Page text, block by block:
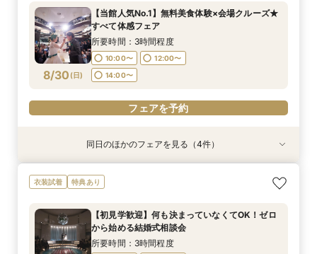
8/29(土)
10:00〜
13:00〜
16:00〜
フェアを予約
8/29(土)
11:00〜
14:00〜
18:00〜
フェアを予約
8/29(土)
10:00〜
13:00〜
16:00〜
フェアを予約
8/29(土)
10:00〜
13:00〜
16:00〜
フェアを予約
8/30 (日)
【当館人気No.1】無料美食体験×会場クルーズ★
すべて体感フェア
所要時間：3時間程度
10:00〜
12:00〜
14:00〜
フェアを予約
8/30(日)
【30名様以下のシンプルW】和洋3挙式場×少人
数専用ホール見学
10:00〜
13:00〜
16:00〜
8/30(日)
【自宅＆スマホでＯＫ】オンライン相談会★まず
は気軽に♪
11:00〜
14:00〜
18:00〜
8/30(日)
結婚式をもっと気軽＆自由に☆会費制パーティー
相談会☆
10:00〜
13:00〜
16:00〜
特典あり
8/30(日)
【初見学歓迎】何も決まっていなくてOK！ゼロ
から始める結婚式相談会
10:00〜
13:00〜
16:00〜
同日のほかのフェアを見る（4件）
衣装試着 特典あり
【初見学歓迎】何も決まっていなくてOK！ゼロ
から始める結婚式相談会
所要時間：3時間程度